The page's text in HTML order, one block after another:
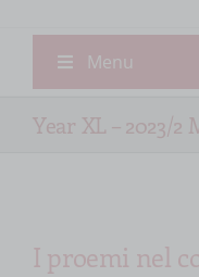
Menu
Year XL – 2023/2
I proemi nel